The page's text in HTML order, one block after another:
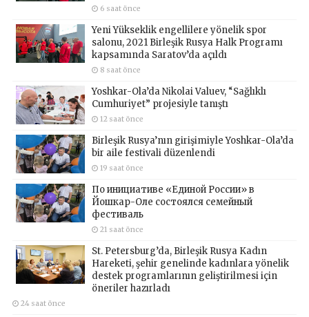
6 saat önce
Yeni Yükseklik engellilere yönelik spor
salonu, 2021 Birleşik Rusya Halk Programı
kapsamında Saratov’da açıldı
8 saat önce
Yoshkar-Ola’da Nikolai Valuev, “Sağlıklı
Cumhuriyet” projesiyle tanıştı
12 saat önce
Birleşik Rusya’nın girişimiyle Yoshkar-Ola’da
bir aile festivali düzenlendi
19 saat önce
По инициативе «Единой России» в
Йошкар-Оле состоялся семейный
фестиваль
21 saat önce
St. Petersburg’da, Birleşik Rusya Kadın
Hareketi, şehir genelinde kadınlara yönelik
destek programlarının geliştirilmesi için
öneriler hazırladı
24 saat önce